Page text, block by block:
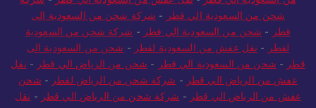
شحن من السعودية الي قطر-شركة شحن من السعودية الى
قطر-شحن من السعودية الي قطر-شركة شحن من السعودية
لقطر-نقل عفش من السعودية لقطر-شحن من السعودية الى
قطر-شحن من السعودية الي قطر- شحن من الرياض الي قطر-نقل
عفش من الرياض الي قطر-شركة شحن من الرياض لقطر-شحن
عفش من الرياض الي قطر-شركة شحن من الرياض الي قطر-نقل